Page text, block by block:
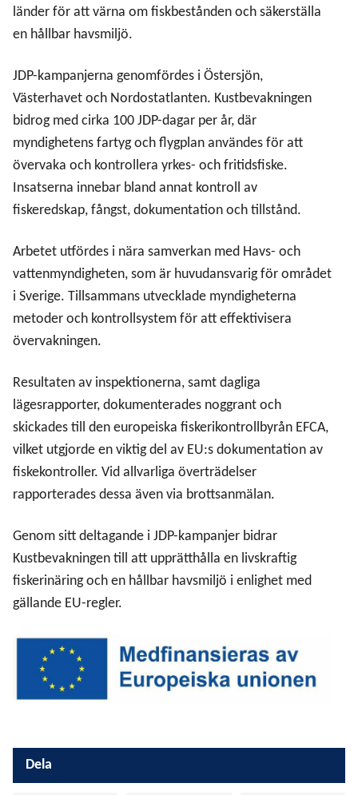
EHFVF
Kontroll och tillsyn, fiskeinspektörer
Kustbevakningen
Kustbevakningen JDP-verksamhet 2021-2024
IMAROS II
Border Management Visa Instrument)
Kapacitetsutveckling IT (BMVI-instrumentet; Border
Management Visa Instrument)
Projekt Övningsverksamhet
Sjögränsprojektet
Stärkt nationell samverkan för fartygsolyckor med
medel)
Utrustning Bordningsgruppen (ISF; fonden för inre
OTC – Operativt Taktiskt Centrum
länder för att värna om fiskbestånden och säkerställa
en hållbar havsmiljö.
JDP-kampanjerna genomfördes i Östersjön,
Västerhavet och Nordostatlanten. Kustbevakningen
bidrog med cirka 100 JDP-dagar per år, där
myndighetens fartyg och flygplan användes för att
övervaka och kontrollera yrkes- och fritidsfiske.
Insatserna innebar bland annat kontroll av
fiskeredskap, fångst, dokumentation och tillstånd.
Arbetet utfördes i nära samverkan med Havs- och
vattenmyndigheten, som är huvudansvarig för området
i Sverige. Tillsammans utvecklade myndigheterna
metoder och kontrollsystem för att effektivisera
övervakningen.
Resultaten av inspektionerna, samt dagliga
lägesrapporter, dokumenterades noggrant och
skickades till den europeiska fiskerikontrollbyrån EFCA,
vilket utgjorde en viktig del av EU:s dokumentation av
fiskekontroller. Vid allvarliga överträdelser
rapporterades dessa även via brottsanmälan.
Genom sitt deltagande i JDP-kampanjer bidrar
Kustbevakningen till att upprätthålla en livskraftig
fiskerinäring och en hållbar havsmiljö i enlighet med
gällande EU-regler.
Dela